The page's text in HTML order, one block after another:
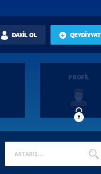
DAXİL OL QEYDİYYAT
PROFİL